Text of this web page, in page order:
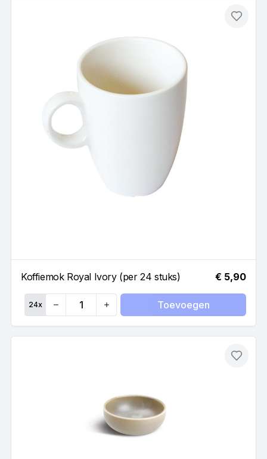
Koffiemok Royal Ivory (per 24 stuks) € 5,90
24x
Quantity
Toevoegen